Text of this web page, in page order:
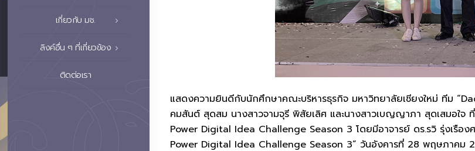
เกี่ยวกับ มช.
ลิงค์อื่น ๆ ที่เกี่ยวข้อง
ติดต่อเรา
แสดงความยินดีกับนักศึกษาคณะบริหารธุรกิจ มหาวิทยาลัยเชียงใหม่ ทีม
คมสันต์ สุดสม นางสาวจามจุรี พิสัยเลิศ และนางสาวเบญญาภา สุดเสมอใจ
Power Digital Idea Challenge Season 3 โดยมีอาจารย์ ดร.รวิ รุ่งเรือ
Power Digital Idea Challenge Season 3” วันอังคารที่ 28 พฤษภาคม